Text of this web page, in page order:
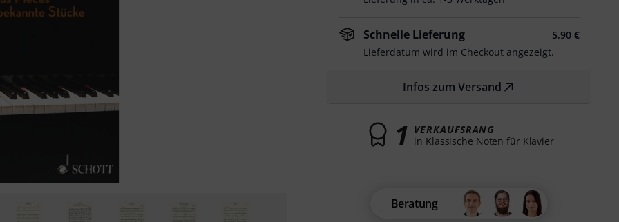
Schnelle Lieferung
5,90 €
Lieferdatum wird im Checkout angezeigt.
Infos zum Versand
1 VERKAUFSRANG
in Klassische Noten für Klavier
Beratung